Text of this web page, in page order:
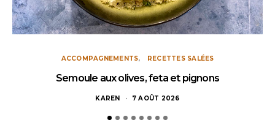
ACCOMPAGNEMENTS RECETTES SALÉES
Semoule aux olives, feta et pignons
KAREN 7 AOÛT 2026